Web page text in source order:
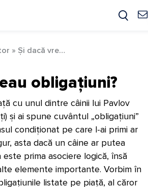
» Și dacă vreau obligațiuni?
obligațiuni?
cu unul dintre câinii lui Pavlov
și ai spune cuvântul „obligațiuni”
condiționat pe care l-ai primi ar
asta dacă un câine ar putea
prima asociere logică, însă
elemente importante. Vorbim în
listate pe piață, al căror